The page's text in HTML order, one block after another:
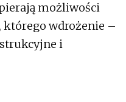
możliwości
którego wdrożenie –
i